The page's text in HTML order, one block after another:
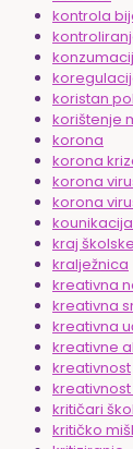
kontrola
koristan
korištenje
korona
korona
korona
korona
kraj
kralježnica
kreativna
kreativna
kreativna
kreativne
kreativnost
kritičari
kritičko